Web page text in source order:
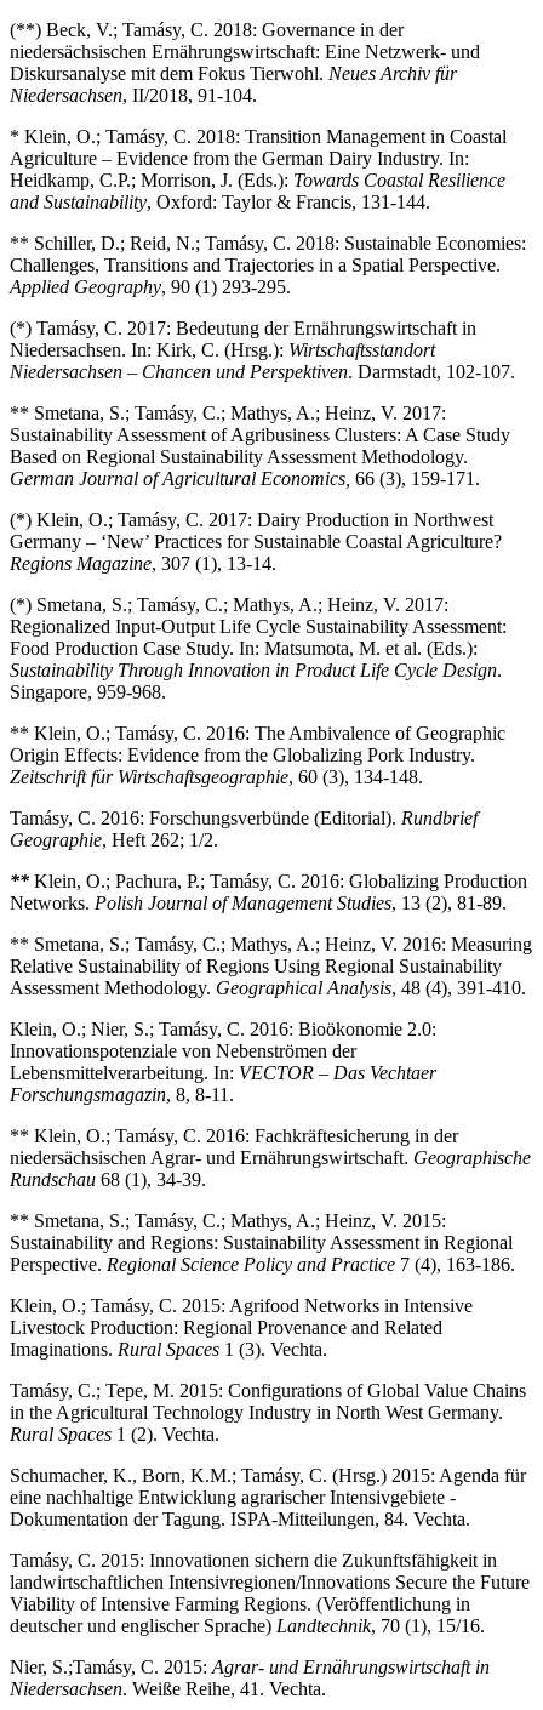
(**) Beck, V.; Tamásy, C. 2018: Governance in der
niedersächsischen Ernährungswirtschaft: Eine Netzwerk- und
Diskursanalyse mit dem Fokus Tierwohl. Neues Archiv für
Niedersachsen, II/2018, 91-104.
* Klein, O.; Tamásy, C. 2018: Transition Management in Coastal
Agriculture – Evidence from the German Dairy Industry. In:
Heidkamp, C.P.; Morrison, J. (Eds.): Towards Coastal Resilience
and Sustainability, Oxford: Taylor & Francis, 131-144.
** Schiller, D.; Reid, N.; Tamásy, C. 2018: Sustainable Economies:
Challenges, Transitions and Trajectories in a Spatial Perspective.
Applied Geography, 90 (1) 293-295.
(*) Tamásy, C. 2017: Bedeutung der Ernährungswirtschaft in
Niedersachsen. In: Kirk, C. (Hrsg.): Wirtschaftsstandort
Niedersachsen – Chancen und Perspektiven. Darmstadt, 102-107.
** Smetana, S.; Tamásy, C.; Mathys, A.; Heinz, V. 2017:
Sustainability Assessment of Agribusiness Clusters: A Case Study
Based on Regional Sustainability Assessment Methodology.
German Journal of Agricultural Economics, 66 (3), 159-171.
(*) Klein, O.; Tamásy, C. 2017: Dairy Production in Northwest
Germany – ‘New’ Practices for Sustainable Coastal Agriculture?
Regions Magazine, 307 (1), 13-14.
(*) Smetana, S.; Tamásy, C.; Mathys, A.; Heinz, V. 2017:
Regionalized Input-Output Life Cycle Sustainability Assessment:
Food Production Case Study. In: Matsumota, M. et al. (Eds.):
Sustainability Through Innovation in Product Life Cycle Design.
Singapore, 959-968.
** Klein, O.; Tamásy, C. 2016: The Ambivalence of Geographic
Origin Effects: Evidence from the Globalizing Pork Industry.
Zeitschrift für Wirtschaftsgeographie, 60 (3), 134-148.
Tamásy, C. 2016: Forschungsverbünde (Editorial). Rundbrief
Geographie, Heft 262; 1/2.
** Klein, O.; Pachura, P.; Tamásy, C. 2016: Globalizing Production
Networks. Polish Journal of Management Studies, 13 (2), 81-89.
** Smetana, S.; Tamásy, C.; Mathys, A.; Heinz, V. 2016: Measuring
Relative Sustainability of Regions Using Regional Sustainability
Assessment Methodology. Geographical Analysis, 48 (4), 391-410.
Klein, O.; Nier, S.; Tamásy, C. 2016: Bioökonomie 2.0:
Innovationspotenziale von Nebenströmen der
Lebensmittelverarbeitung. In: VECTOR – Das Vechtaer
Forschungsmagazin, 8, 8-11.
** Klein, O.; Tamásy, C. 2016: Fachkräftesicherung in der
niedersächsischen Agrar- und Ernährungswirtschaft. Geographische
Rundschau 68 (1), 34-39.
** Smetana, S.; Tamásy, C.; Mathys, A.; Heinz, V. 2015:
Sustainability and Regions: Sustainability Assessment in Regional
Perspective. Regional Science Policy and Practice 7 (4), 163-186.
Klein, O.; Tamásy, C. 2015: Agrifood Networks in Intensive
Livestock Production: Regional Provenance and Related
Imaginations. Rural Spaces 1 (3). Vechta.
Tamásy, C.; Tepe, M. 2015: Configurations of Global Value Chains
in the Agricultural Technology Industry in North West Germany.
Rural Spaces 1 (2). Vechta.
Schumacher, K., Born, K.M.; Tamásy, C. (Hrsg.) 2015: Agenda für
eine nachhaltige Entwicklung agrarischer Intensivgebiete -
Dokumentation der Tagung. ISPA-Mitteilungen, 84. Vechta.
Tamásy, C. 2015: Innovationen sichern die Zukunftsfähigkeit in
landwirtschaftlichen Intensivregionen/Innovations Secure the Future
Viability of Intensive Farming Regions. (Veröffentlichung in
deutscher und englischer Sprache) Landtechnik, 70 (1), 15/16.
Nier, S.;Tamásy, C. 2015: Agrar- und Ernährungswirtschaft in
Niedersachsen. Weiße Reihe, 41. Vechta.